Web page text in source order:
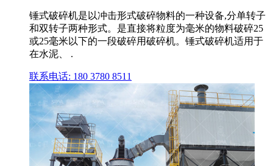
锤式破碎机是以冲击形式破碎物料的一种设备,分单转子
和双转子两种形式。是直接将粒度为毫米的物料破碎25
或25毫米以下的一段破碎用破碎机。锤式破碎机适用于
在水泥、 .
联系电话: 180 3780 8511